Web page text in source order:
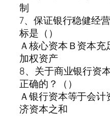
制
7、保证银行稳健经
标是（）
Ａ核心资本Ｂ资本
加权资产
8、关于商业银行资
正确的？（）
Ａ银行资本等于会
济资本之和